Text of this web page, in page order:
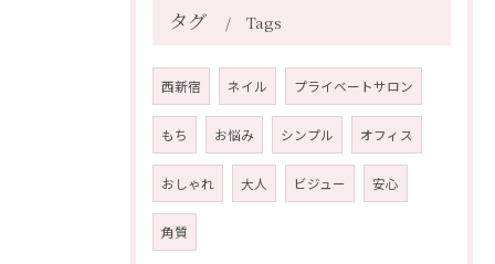
タグ Tags
西新宿 ネイル プライベートサロン
もち お悩み シンプル オフィス
おしゃれ 大人 ビジュー 安心
角質